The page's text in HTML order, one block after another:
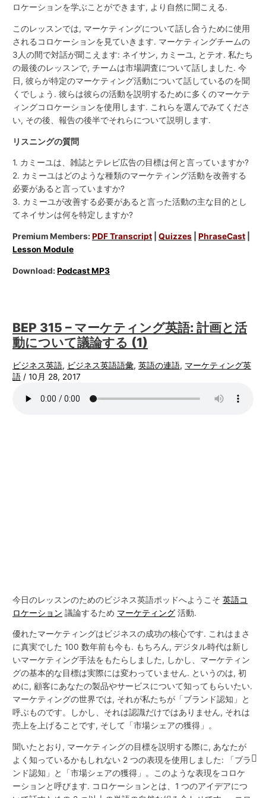
ロケーションを学ぶことができます, より自然に聞こえる.
このレッスンでは, マーケティングについて話し合うために使用
されるコロケーションを見ていきます. マーケティングチームの
3人の間で対話が聞こえます: ネイサン, カミーユ, とテオ. 私たち
の最後のレッスンで, チームは市場調査について話しました. 今
日, 彼らが特定のマーケティング活動について話しているのを聞
くでしょう. 彼らは彼らの活動を説明するために多くのマーケテ
ィングコロケーションを使用します. これらを選んでみてくださ
い, その後、報告の後半でそれらについて説明します.
リスニングの質問
1. カミーユは、雑誌とテレビ広告の目標は何と言っていますか?
2. カミーユはどのような種類のマーケティング活動を改善する
必要があると言っていますか?
3. カミーユが改善する必要があると言った活動の主な目的とし
てネイサンは何を特定しますか?
Premium Members:PDF Transcript |Quizzes |PhraseCast
Lesson Module
Download:Podcast MP3
BEP 315 – マーケティング英語: 計画と活
動について議論する (1)
ビジネス英語, ビジネス英語語彙,英語の連語, マーケティング英
語 /10月 28, 2017
今日のレッスンのためのビジネス英語ポッドへようこそ英語コ
ロケーション 議論するため マーケティング 活動.
優れたマーケティングはビジネスの成功の核心です. これはまさ
に真実でした 100 数年前も今も. もちろん, デジタル時代は新し
いマーケティング手法をもたらしました, しかし、マーケティン
グの基本的な目標は実際には変わっていません. というのは, 初
めに, 顧客にあなたの製品やサービスについて知ってもらいたい.
マーケティングの世界では, それが私たちが「ブランド認知」と
呼ぶものです。しかし、それは認識だけではありません, それは
売上を上げることです, そして「市場シェアの獲得」。
聞いたとおり, マーケティングの目標を説明する際に, あなたが
よく知っているかもしれない 2 つの表現を使用しました: 「ブラ
ンド認知」と「市場シェアの獲得」。このような表現をコロケ
ーションと呼びます. コロケーションとは、1 つのアイデアにつ